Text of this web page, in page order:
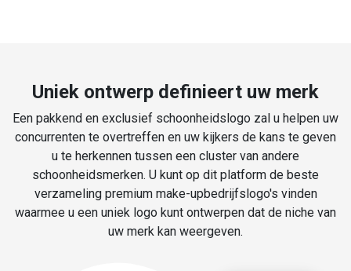
Uniek ontwerp definieert uw merk
Een pakkend en exclusief schoonheidslogo zal u helpen uw
concurrenten te overtreffen en uw kijkers de kans te geven
u te herkennen tussen een cluster van andere
schoonheidsmerken. U kunt op dit platform de beste
verzameling premium make-upbedrijfslogo's vinden
waarmee u een uniek logo kunt ontwerpen dat de niche van
uw merk kan weergeven.